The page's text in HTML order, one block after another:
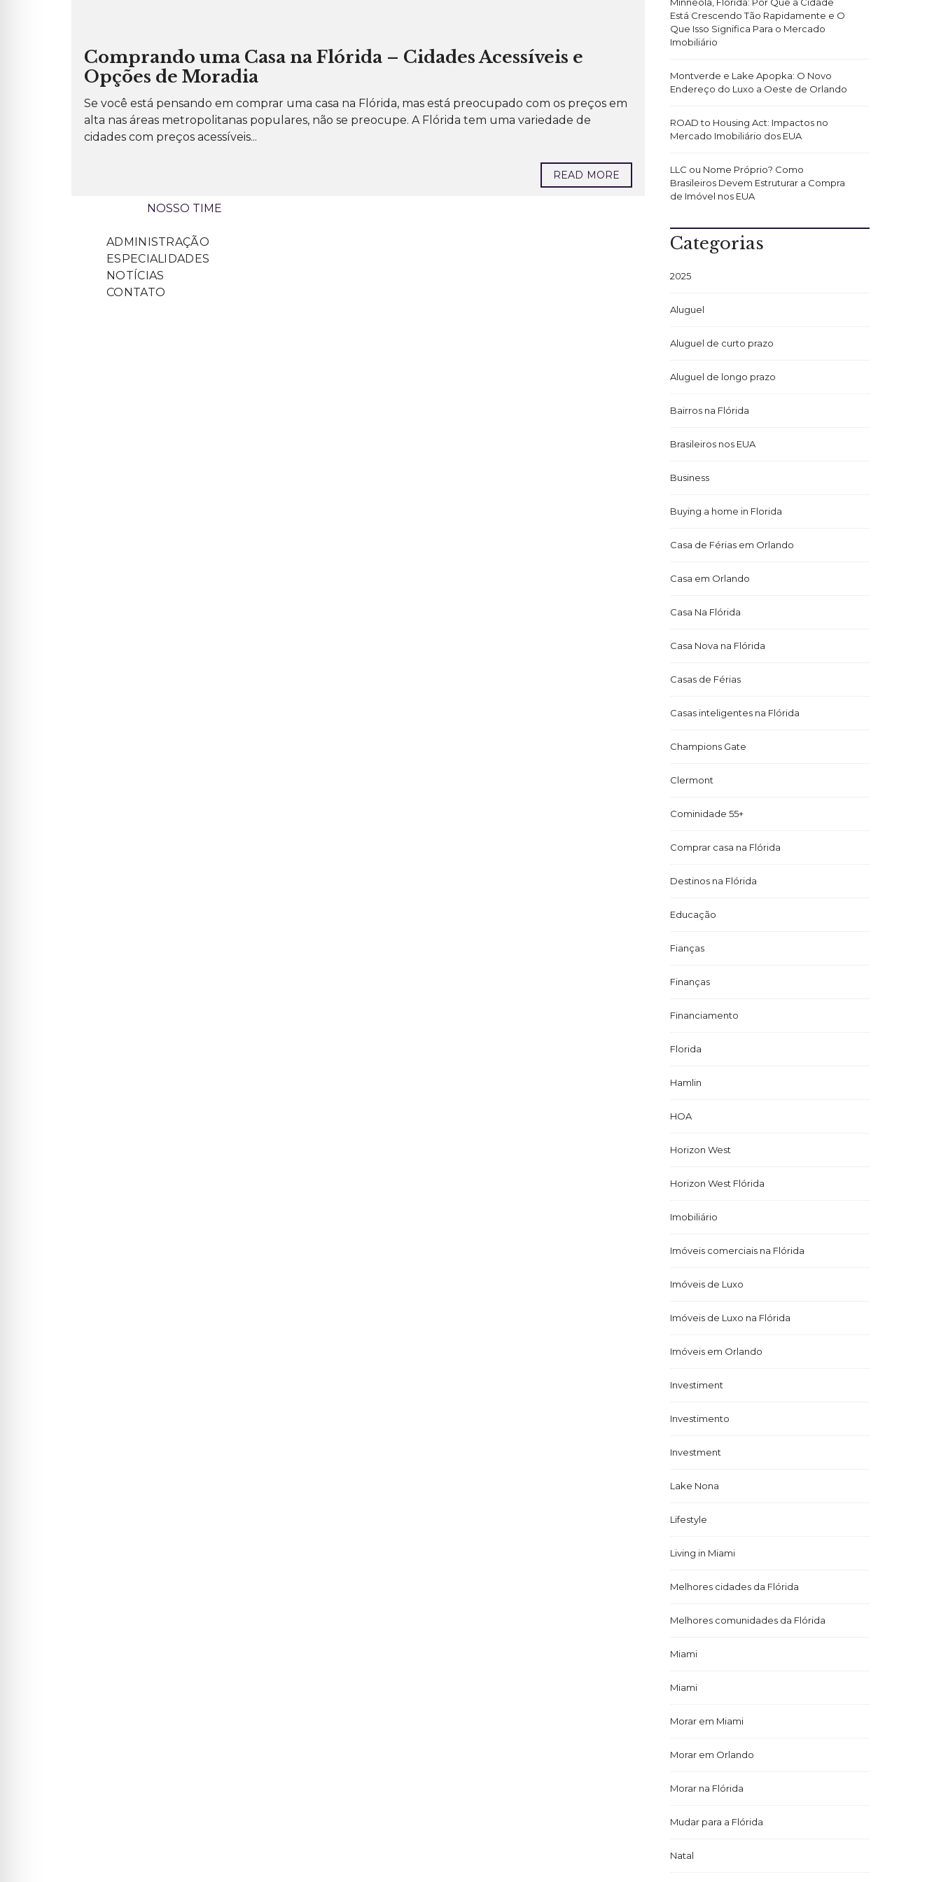
CASAS POPULARES
INCORPORAÇÃO
IMÓVEIS COMERCIAIS
COM RENDA
TERRENOS PARA
NOSSO TIME
ADMINISTRAÇÃO
ESPECIALIDADES
NOTÍCIAS
CONTATO
Comprando uma Casa na Flórida – Cidades Acessíveis e
Opções de Moradia
Se você está pensando em comprar uma casa na Flórida, mas está preocupado com os preços em
alta nas áreas metropolitanas populares, não se preocupe. A Flórida tem uma variedade de
cidades com preços acessíveis...
READ MORE
Está Crescendo Tão Rapidamente e O
Que Isso Significa Para o Mercado
Imobiliário
Montverde e Lake Apopka: O Novo
Endereço do Luxo a Oeste de Orlando
ROAD to Housing Act: Impactos no
Mercado Imobiliário dos EUA
LLC ou Nome Próprio? Como
Brasileiros Devem Estruturar a Compra
de Imóvel nos EUA
Categorias
2025
Aluguel
Aluguel de curto prazo
Aluguel de longo prazo
Bairros na Flórida
Brasileiros nos EUA
Business
Buying a home in Florida
Casa de Férias em Orlando
Casa em Orlando
Casa Na Flórida
Casa Nova na Flórida
Casas de Férias
Casas inteligentes na Flórida
Champions Gate
Clermont
Cominidade 55+
Comprar casa na Flórida
Destinos na Flórida
Educação
Fianças
Finanças
Financiamento
Florida
Hamlin
HOA
Horizon West
Horizon West Flórida
Imobiliário
Imóveis comerciais na Flórida
Imóveis de Luxo
Imóveis de Luxo na Flórida
Imóveis em Orlando
Investiment
Investimento
Investment
Lake Nona
Lifestyle
Living in Miami
Melhores cidades da Flórida
Melhores comunidades da Flórida
Miami
Miami
Morar em Miami
Morar em Orlando
Morar na Flórida
Mudar para a Flórida
Natal